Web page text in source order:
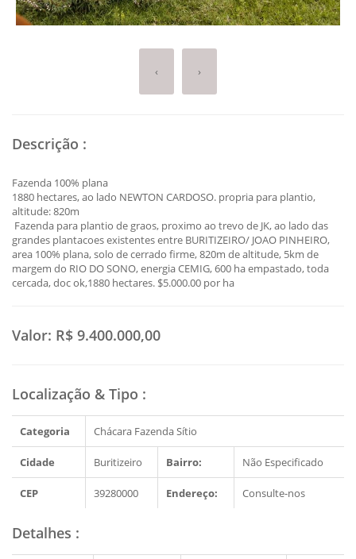
‹ ›
Descrição :
Fazenda 100% plana
1880 hectares, ao lado NEWTON CARDOSO. propria para plantio,
altitude: 820m
Fazenda para plantio de graos, proximo ao trevo de JK, ao lado das
grandes plantacoes existentes entre BURITIZEIRO/ JOAO PINHEIRO,
area 100% plana, solo de cerrado firme, 820m de altitude, 5km de
margem do RIO DO SONO, energia CEMIG, 600 ha empastado, toda
cercada, doc ok,1880 hectares. $5.000.00 por ha
Valor: R$ 9.400.000,00
Localização & Tipo :
Categoria Chácara Fazenda Sítio
Cidade Buritizeiro Bairro: Não Especificado
CEP 39280000 Endereço: Consulte-nos
Detalhes :